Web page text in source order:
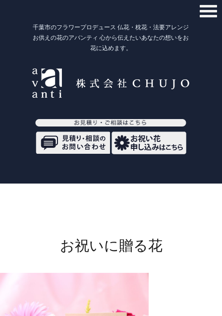
千葉市のフラワープロデュース 仏花・枕花・法要アレンジ
お供えの花のアバンティ 心から伝えたいあなたの想いをお
花に込めます。
お祝いに贈る花